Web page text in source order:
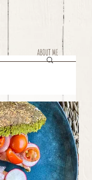
ABOUT ME